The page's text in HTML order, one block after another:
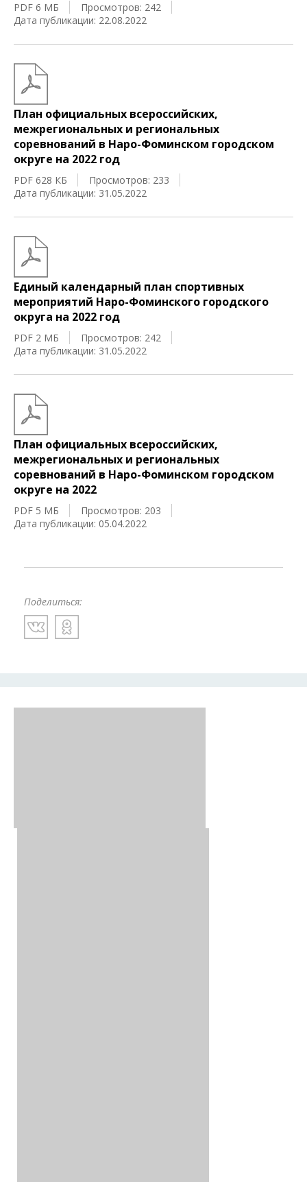
PDF 6 МБ
Просмотров: 242
Дата публикации: 22.08.2022
План официальных всероссийских,
межрегиональных и региональных
соревнований в Наро-Фоминском городском
округе на 2022 год
PDF 628 КБ
Просмотров: 233
Дата публикации: 31.05.2022
Единый календарный план спортивных
мероприятий Наро-Фоминского городского
округа на 2022 год
PDF 2 МБ
Просмотров: 242
Дата публикации: 31.05.2022
План официальных всероссийских,
межрегиональных и региональных
соревнований в Наро-Фоминском городском
округе на 2022
PDF 5 МБ
Просмотров: 203
Дата публикации: 05.04.2022
Поделиться: